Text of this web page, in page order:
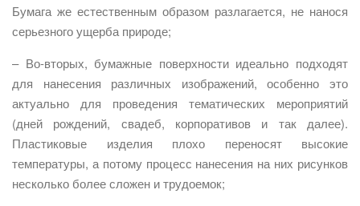
Бумага же естественным образом разлагается, не нанося
серьезного ущерба природе;
– Во-вторых, бумажные поверхности идеально подходят
для нанесения различных изображений, особенно это
актуально для проведения тематических мероприятий
(дней рождений, свадеб, корпоративов и так далее).
Пластиковые изделия плохо переносят высокие
температуры, а потому процесс нанесения на них рисунков
несколько более сложен и трудоемок;